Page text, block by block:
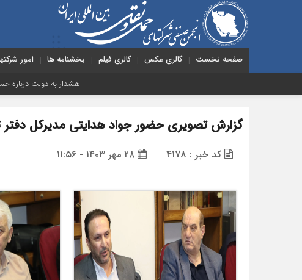
صفحه نخست گالری عکس گالری فیلم بخشنامه ها امور
هشدار به دولت درباره حمل‌ونقل
گزارش تصویری حضور جواد هدایتی مدیرکل
کد خبر : 4178